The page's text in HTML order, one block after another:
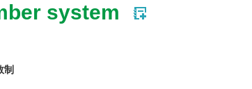
system
制